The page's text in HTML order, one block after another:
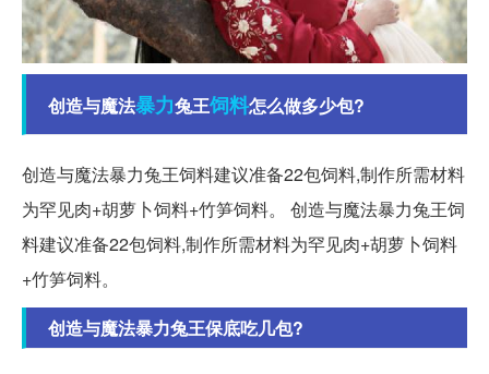
创造与魔法暴力兔王饲料怎么做多少包?
创造与魔法暴力兔王饲料建议准备22包饲料,制作所需材料
为罕见肉+胡萝卜饲料+竹笋饲料。 创造与魔法暴力兔王饲
料建议准备22包饲料,制作所需材料为罕见肉+胡萝卜饲料
+竹笋饲料。
创造与魔法暴力兔王保底吃几包?